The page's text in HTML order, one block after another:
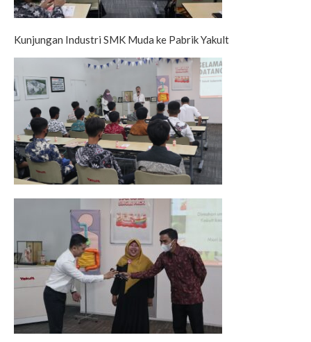
Kunjungan Industri SMK Muda ke Pabrik Yakult